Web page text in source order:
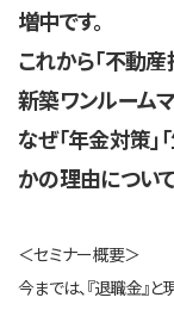
増中です。
これから「不動
新築ワンルーム
なぜ「年金対策
かの理由につい
＜セミナー概要＞
今までは、『退職金』